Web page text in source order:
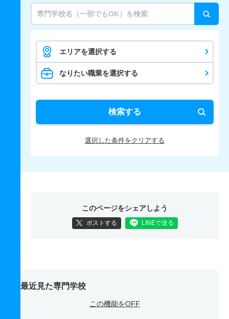
エリアを選択する
なりたい職業を選択する
検索する
選択した条件をクリアする
このページをシェアしよう
ポストする LINEで送る
最近見た専門学校
この機能をOFF